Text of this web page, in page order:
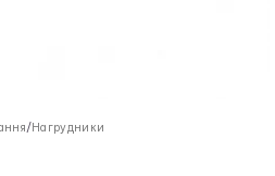
/ Нагрудники